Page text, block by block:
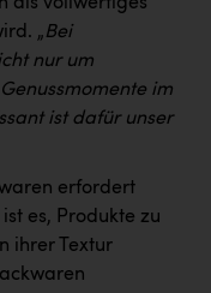
„Bei
nur um
im
ist dafür unser
erfordert
es, Produkte zu
ihrer Textur